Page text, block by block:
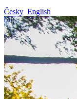
Česky English